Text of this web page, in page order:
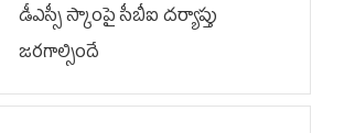
డీఎస్సీ స్కాంపై సీబీఐ దర్యాప్తు
జరగాల్సిందే